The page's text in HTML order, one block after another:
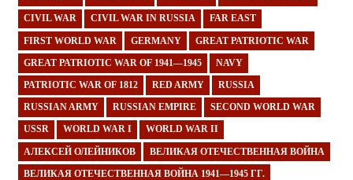
CIVIL WAR CIVIL WAR IN RUSSIA FAR EAST
FIRST WORLD WAR GERMANY GREAT PATRIOTIC WAR
GREAT PATRIOTIC WAR OF 1941—1945 NAVY
PATRIOTIC WAR OF 1812 RED ARMY RUSSIA
RUSSIAN ARMY RUSSIAN EMPIRE SECOND WORLD WAR
USSR WORLD WAR I WORLD WAR II
АЛЕКСЕЙ ОЛЕЙНИКОВ ВЕЛИКАЯ ОТЕЧЕСТВЕННАЯ ВОЙНА
ВЕЛИКАЯ ОТЕЧЕСТВЕННАЯ ВОЙНА 1941—1945 ГГ.